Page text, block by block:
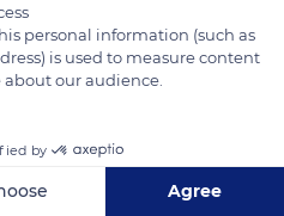
personal information (such as
is used to measure content
our audience.
by
Agree